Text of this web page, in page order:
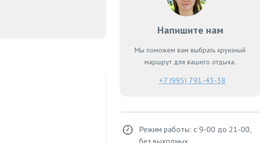
Напишите нам
Мы поможем вам выбрать круизный
маршрут для вашего отдыха.
+7 (995) 791-43-38
Режим работы: с 9-00 до 21-00,
без выходных